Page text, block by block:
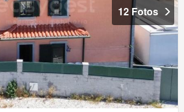
12 Fotos